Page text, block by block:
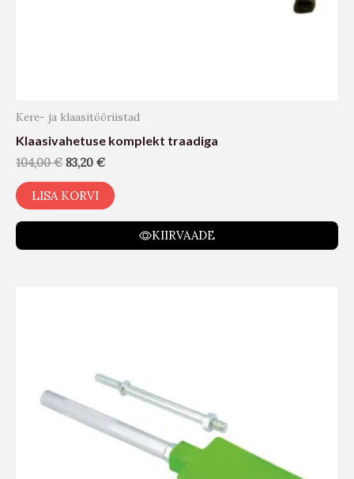
Kere- ja klaasitööriistad
Klaasivahetuse komplekt traadiga
104,00€ 83,20 €
LISA KORVI
KIIRVAADE